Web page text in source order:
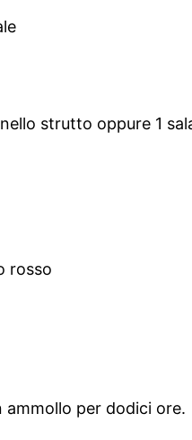
strutto oppure 1
rosso
per dodici ore.